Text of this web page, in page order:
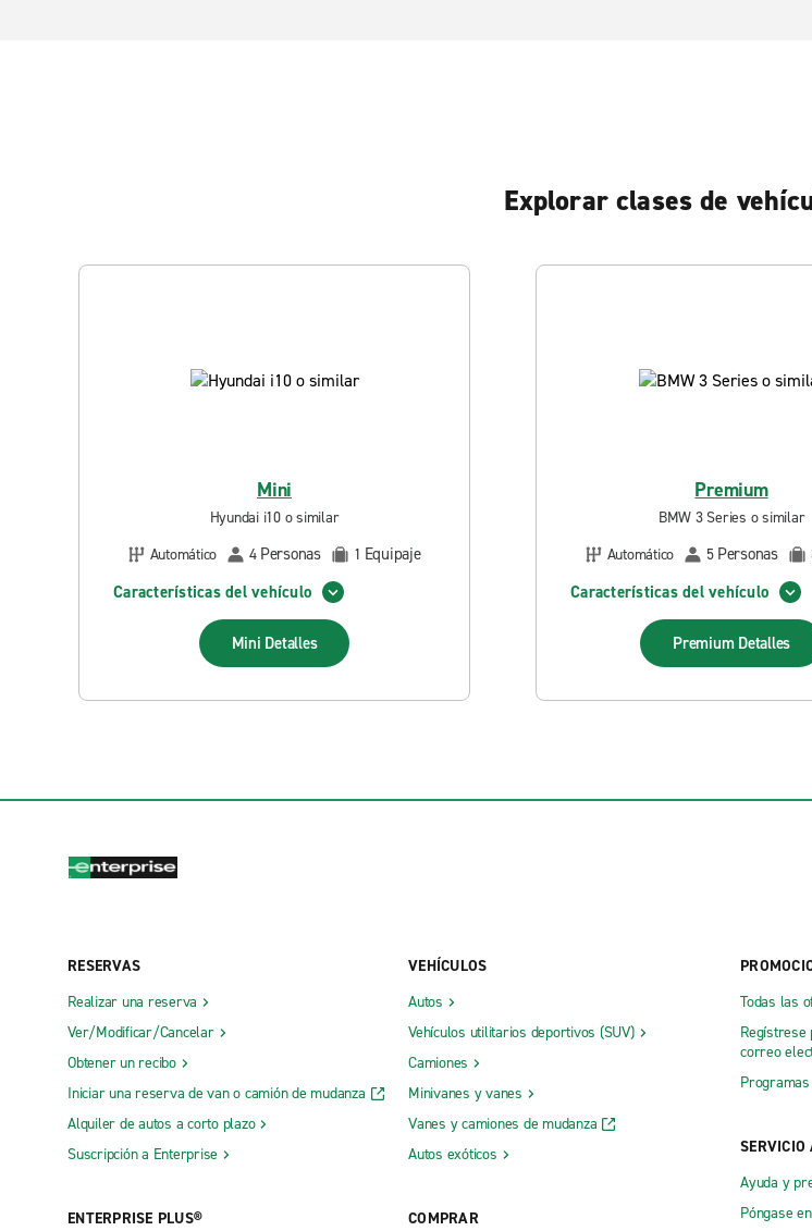
Explorar clases de
Mini
Hyundai i10 o similar
Automático
4 Personas 1 Equipaje
Características del vehículo
Mini Detalles
Premium
BMW 3 Series o similar
Automático
5 Personas
Características del vehículo
Premium Detalles
RESERVAS
Realizar una reserva
Ver/Modificar/Cancelar
Obtener un recibo
Iniciar una reserva de van o camión de mudanza
Alquiler de autos a corto plazo
Suscripción a Enterprise
ENTERPRISE PLUS®
VEHÍCULOS
Autos
Vehículos utilitarios deportivos (SUV)
Camiones
Minivanes y vanes
Vanes y camiones de mudanza
Autos exóticos
COMPRAR
Todas las
correo
SERVICIO
Ayuda y
Póngase